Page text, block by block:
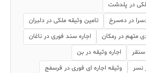
در پلدشت
در ده‌سرخ
تامین وثیقه ملکی در دلبران
متهم در رمکان
اجاره سند فوری در ناغان
سنقر
اجاره وثیقه در بن
نسر
وثیقه اجاره ای فوری در فرسفج